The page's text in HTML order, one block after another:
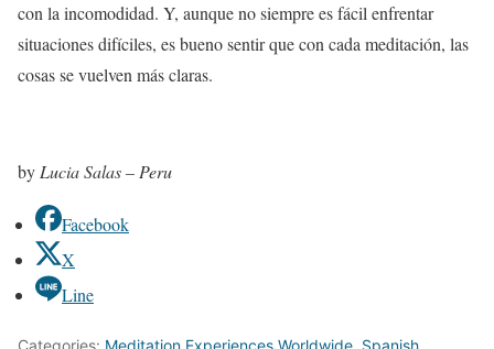
con la incomodidad. Y, aunque no siempre es fácil enfrentar
situaciones difíciles, es bueno sentir que con cada meditación, las
cosas se vuelven más claras.
by Lucia Salas – Peru
Facebook
X
Line
Categories: Meditation Experiences Worldwide, Spanish